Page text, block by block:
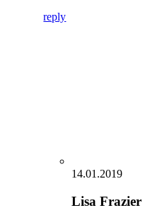
reply
14.01.2019
Lisa Frazier